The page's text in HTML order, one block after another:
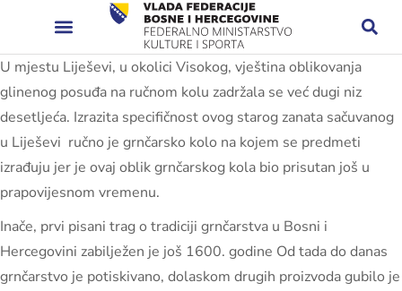
U mjestu Liješevi, u okolici Visokog, vještina oblikovanja
glinenog posuđa na ručnom kolu zadržala se već dugi niz
desetljeća. Izrazita specifičnost ovog starog zanata sačuvanog
u Liješevi ručno je grnčarsko kolo na kojem se predmeti
izrađuju jer je ovaj oblik grnčarskog kola bio prisutan još u
prapovijesnom vremenu.
Inače, prvi pisani trag o tradiciji grnčarstva u Bosni i
Hercegovini zabilježen je još 1600. godine Od tada do danas
grnčarstvo je potiskivano, dolaskom drugih proizvoda gubilo je